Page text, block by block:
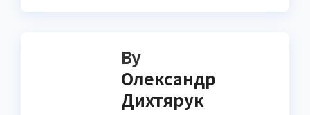
By
Олександр
Дихтярук